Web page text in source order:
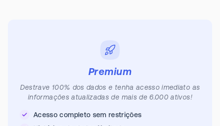
Premium
Destrave 100% dos dados e tenha acesso imediato as
informações atualizadas de mais de 6.000 ativos!
Acesso completo sem restrições